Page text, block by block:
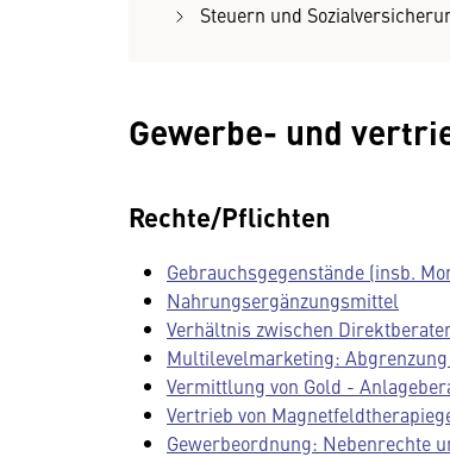
Steuern und
Gewerbe- und
Rechte/Pflichten
Gebrauchsgegenstände (insb.
Nahrungsergänzungsmittel
Verhältnis zwischen
Multilevelmarketing:
Vermittlung von Gold -
Vertrieb von
Gewerbeordnung: Nebenrechte